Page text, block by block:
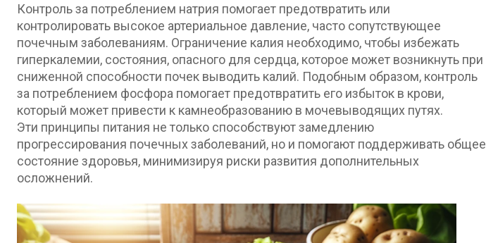
Контроль за потреблением натрия помогает предотвратить или
контролировать высокое артериальное давление, часто сопутствующее
почечным заболеваниям. Ограничение калия необходимо, чтобы избежать
гиперкалемии, состояния, опасного для сердца, которое может возникнуть при
сниженной способности почек выводить калий. Подобным образом, контроль
за потреблением фосфора помогает предотвратить его избыток в крови,
который может привести к камнеобразованию в мочевыводящих путях.
Эти принципы питания не только способствуют замедлению
прогрессирования почечных заболеваний, но и помогают поддерживать общее
состояние здоровья, минимизируя риски развития дополнительных
осложнений.